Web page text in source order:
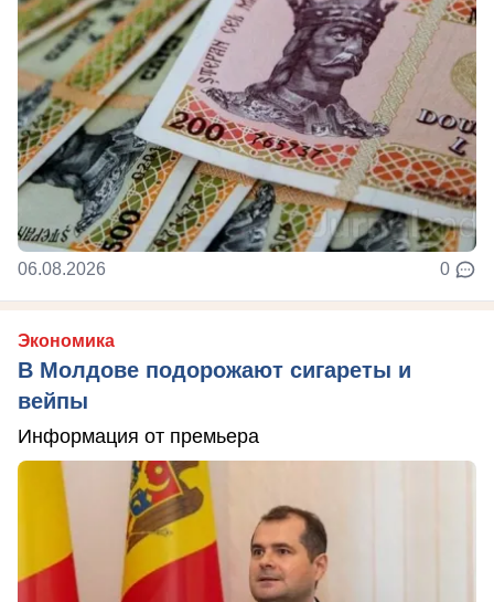
06.08.2026 0
Экономика
В Молдове подорожают сигареты и
вейпы
Информация от премьера